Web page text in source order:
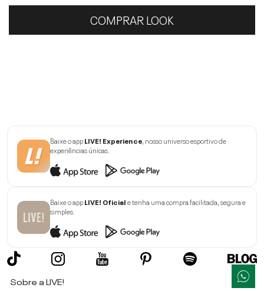
COMPRAR LOOK
Baixe o appLIVE! Experience, nosso universo esportivo de
experiências únicas.
Baixe o appLIVE! Oficiale tenha uma compra facilitada, segura e
simples.
Sobre a LIVE!